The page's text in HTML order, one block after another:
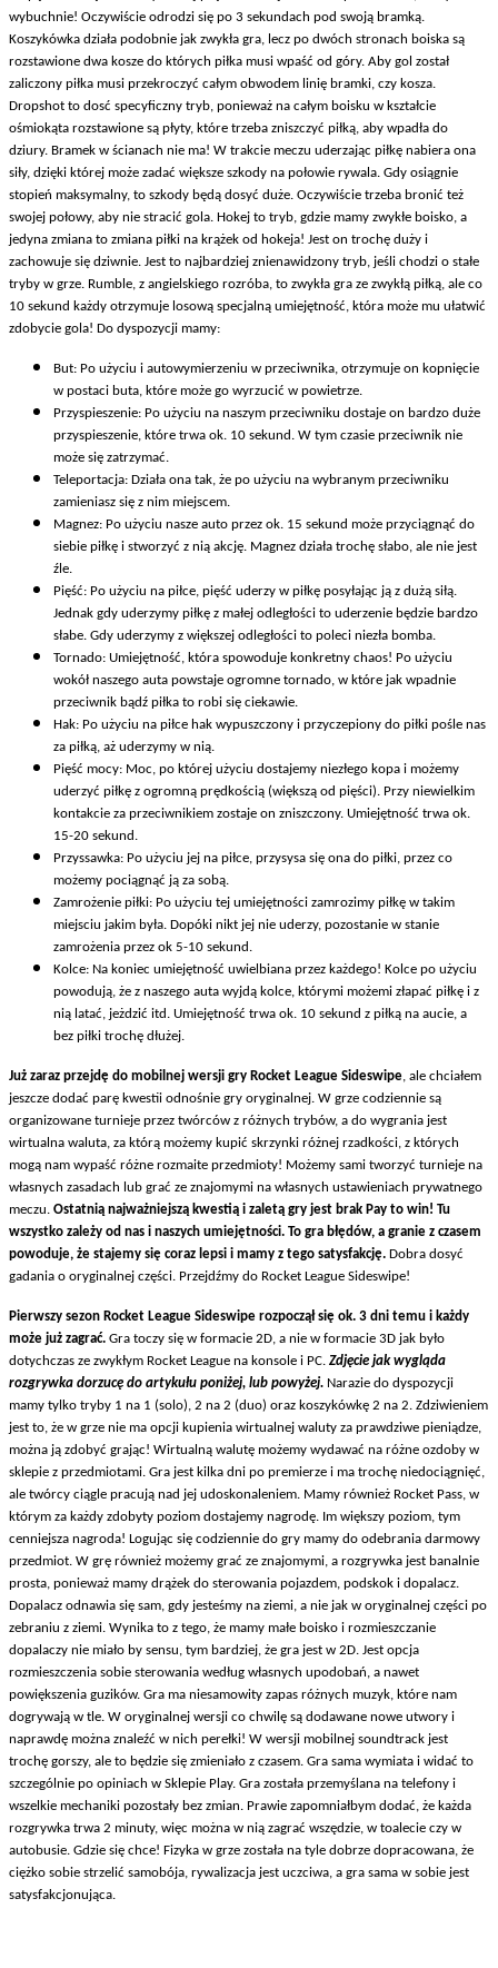
wybuchnie! Oczywiście odrodzi się po 3 sekundach pod swoją bramką.
Koszykówka działa podobnie jak zwykła gra, lecz po dwóch stronach boiska są
rozstawione dwa kosze do których piłka musi wpaść od góry. Aby gol został
zaliczony piłka musi przekroczyć całym obwodem linię bramki, czy kosza.
Dropshot to dosć specyficzny tryb, ponieważ na całym boisku w kształcie
ośmiokąta rozstawione są płyty, które trzeba zniszczyć piłką, aby wpadła do
dziury. Bramek w ścianach nie ma! W trakcie meczu uderzając piłkę nabiera ona
siły, dzięki której może zadać większe szkody na połowie rywala. Gdy osiągnie
stopień maksymalny, to szkody będą dosyć duże. Oczywiście trzeba bronić też
swojej połowy, aby nie stracić gola. Hokej to tryb, gdzie mamy zwykłe boisko, a
jedyna zmiana to zmiana piłki na krążek od hokeja! Jest on trochę duży i
zachowuje się dziwnie. Jest to najbardziej znienawidzony tryb, jeśli chodzi o stałe
tryby w grze. Rumble, z angielskiego rozróba, to zwykła gra ze zwykłą piłką, ale co
10 sekund każdy otrzymuje losową specjalną umiejętność, która może mu ułatwić
zdobycie gola! Do dyspozycji mamy:
But: Po użyciu i autowymierzeniu w przeciwnika, otrzymuje on kopnięcie
w postaci buta, które może go wyrzucić w powietrze.
Przyspieszenie: Po użyciu na naszym przeciwniku dostaje on bardzo duże
przyspieszenie, które trwa ok. 10 sekund. W tym czasie przeciwnik nie
może się zatrzymać.
Teleportacja: Działa ona tak, że po użyciu na wybranym przeciwniku
zamieniasz się z nim miejscem.
Magnez: Po użyciu nasze auto przez ok. 15 sekund może przyciągnąć do
siebie piłkę i stworzyć z nią akcję. Magnez działa trochę słabo, ale nie jest
źle.
Pięść: Po użyciu na piłce, pięść uderzy w piłkę posyłając ją z dużą siłą.
Jednak gdy uderzymy piłkę z małej odległości to uderzenie będzie bardzo
słabe. Gdy uderzymy z większej odległości to poleci niezła bomba.
Tornado: Umiejętność, która spowoduje konkretny chaos! Po użyciu
wokół naszego auta powstaje ogromne tornado, w które jak wpadnie
przeciwnik bądź piłka to robi się ciekawie.
Hak: Po użyciu na piłce hak wypuszczony i przyczepiony do piłki pośle nas
za piłką, aż uderzymy w nią.
Pięść mocy: Moc, po której użyciu dostajemy niezłego kopa i możemy
uderzyć piłkę z ogromną prędkością (większą od pięści). Przy niewielkim
kontakcie za przeciwnikiem zostaje on zniszczony. Umiejętność trwa ok.
15-20 sekund.
Przyssawka: Po użyciu jej na piłce, przysysa się ona do piłki, przez co
możemy pociągnąć ją za sobą.
Zamrożenie piłki: Po użyciu tej umiejętności zamrozimy piłkę w takim
miejsciu jakim była. Dopóki nikt jej nie uderzy, pozostanie w stanie
zamrożenia przez ok 5-10 sekund.
Kolce: Na koniec umiejętność uwielbiana przez każdego! Kolce po użyciu
powodują, że z naszego auta wyjdą kolce, którymi możemi złapać piłkę i z
nią latać, jeżdzić itd. Umiejętność trwa ok. 10 sekund z piłką na aucie, a
bez piłki trochę dłużej.
Już zaraz przejdę do mobilnej wersji gry Rocket League Sideswipe, ale chciałem
jeszcze dodać parę kwestii odnośnie gry oryginalnej. W grze codziennie są
organizowane turnieje przez twórców z różnych trybów, a do wygrania jest
wirtualna waluta, za którą możemy kupić skrzynki różnej rzadkości, z których
mogą nam wypaść różne rozmaite przedmioty! Możemy sami tworzyć turnieje na
własnych zasadach lub grać ze znajomymi na własnych ustawieniach prywatnego
meczu. Ostatnią najważniejszą kwestią i zaletą gry jest brak Pay to win! Tu
wszystko zależy od nas i naszych umiejętności. To gra błędów, a granie z czasem
powoduje, że stajemy się coraz lepsi i mamy z tego satysfakcję. Dobra dosyć
gadania o oryginalnej części. Przejdźmy do Rocket League Sideswipe!
Pierwszy sezon Rocket League Sideswipe rozpoczął się ok. 3 dni temu i każdy
może już zagrać. Gra toczy się w formacie 2D, a nie w formacie 3D jak było
dotychczas ze zwykłym Rocket League na konsole i PC. Zdjęcie jak wygląda
rozgrywka dorzucę do artykułu poniżej, lub powyżej. Narazie do dyspozycji
mamy tylko tryby 1 na 1 (solo), 2 na 2 (duo) oraz koszykówkę 2 na 2. Zdziwieniem
jest to, że w grze nie ma opcji kupienia wirtualnej waluty za prawdziwe pieniądze,
można ją zdobyć grając! Wirtualną walutę możemy wydawać na różne ozdoby w
sklepie z przedmiotami. Gra jest kilka dni po premierze i ma trochę niedociągnięć,
ale twórcy ciągle pracują nad jej udoskonaleniem. Mamy również Rocket Pass, w
którym za każdy zdobyty poziom dostajemy nagrodę. Im większy poziom, tym
cenniejsza nagroda! Logując się codziennie do gry mamy do odebrania darmowy
przedmiot. W grę również możemy grać ze znajomymi, a rozgrywka jest banalnie
prosta, ponieważ mamy drążek do sterowania pojazdem, podskok i dopalacz.
Dopalacz odnawia się sam, gdy jesteśmy na ziemi, a nie jak w oryginalnej części po
zebraniu z ziemi. Wynika to z tego, że mamy małe boisko i rozmieszczanie
dopalaczy nie miało by sensu, tym bardziej, że gra jest w 2D. Jest opcja
rozmieszczenia sobie sterowania według własnych upodobań, a nawet
powiększenia guzików. Gra ma niesamowity zapas różnych muzyk, które nam
dogrywają w tle. W oryginalnej wersji co chwilę są dodawane nowe utwory i
naprawdę można znaleźć w nich perełki! W wersji mobilnej soundtrack jest
trochę gorszy, ale to będzie się zmieniało z czasem. Gra sama wymiata i widać to
szczególnie po opiniach w Sklepie Play. Gra została przemyślana na telefony i
wszelkie mechaniki pozostały bez zmian. Prawie zapomniałbym dodać, że każda
rozgrywka trwa 2 minuty, więc można w nią zagrać wszędzie, w toalecie czy w
autobusie. Gdzie się chce! Fizyka w grze została na tyle dobrze dopracowana, że
ciężko sobie strzelić samobója, rywalizacja jest uczciwa, a gra sama w sobie jest
satysfakcjonująca.